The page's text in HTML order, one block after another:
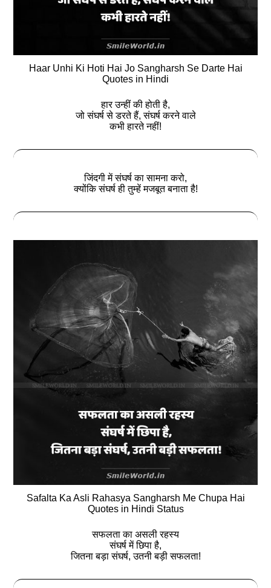
Haar Unhi Ki Hoti Hai Jo Sangharsh Se Darte Hai
Quotes in Hindi
हार उन्हीं की होती है,
जो संघर्ष से डरते हैं, संघर्ष करने वाले
कभी हारते नहीं!
जिंदगी में संघर्ष का सामना करो,
क्योंकि संघर्ष ही तुम्हें मजबूत बनाता है!
Safalta Ka Asli Rahasya Sangharsh Me Chupa Hai
Quotes in Hindi Status
सफलता का असली रहस्य
संघर्ष में छिपा है,
जितना बड़ा संघर्ष, उतनी बड़ी सफलता!